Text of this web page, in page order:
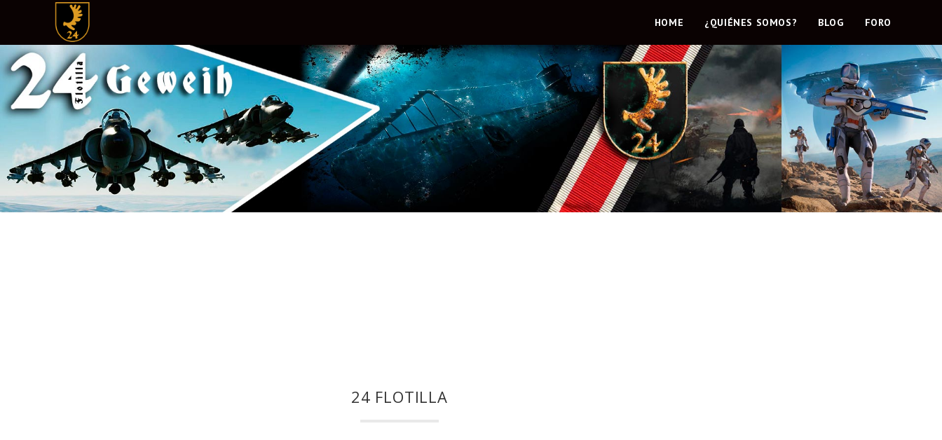
HOME ¿QUIÉNES SOMOS? BLOG FORO
24 FLOTILLA